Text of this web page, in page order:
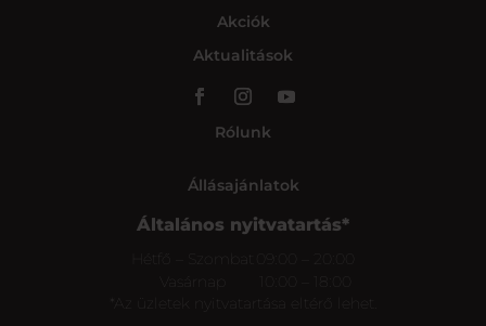
Akciók
Aktualitások
Rólunk
Állásajánlatok
Általános nyitvatartás*
*Az üzletek nyitvatartása eltérő lehet.